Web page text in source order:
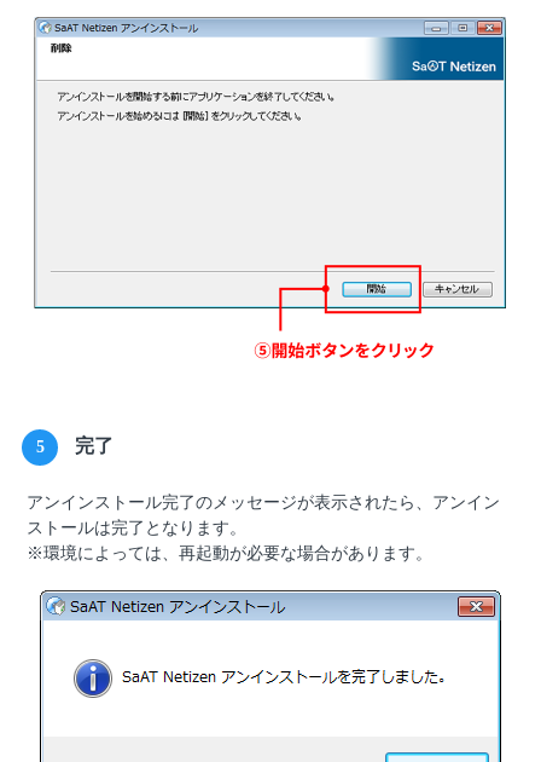
5 完了
アンインストール完了のメッセージが表示されたら、アンイン
ストールは完了となります。
※環境によっては、再起動が必要な場合があります。